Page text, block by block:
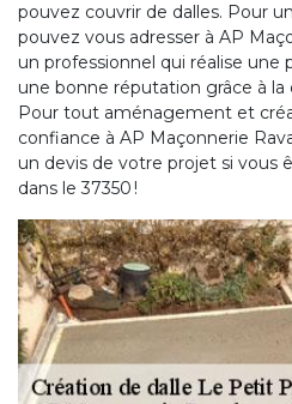
pouvez couvrir de dalles. Pour
pouvez vous adresser à AP
un professionnel qui réalise une
une bonne réputation grâce à la
Pour tout aménagement et
confiance à AP Maçonnerie
un devis de votre projet si vous
dans le 37350 !